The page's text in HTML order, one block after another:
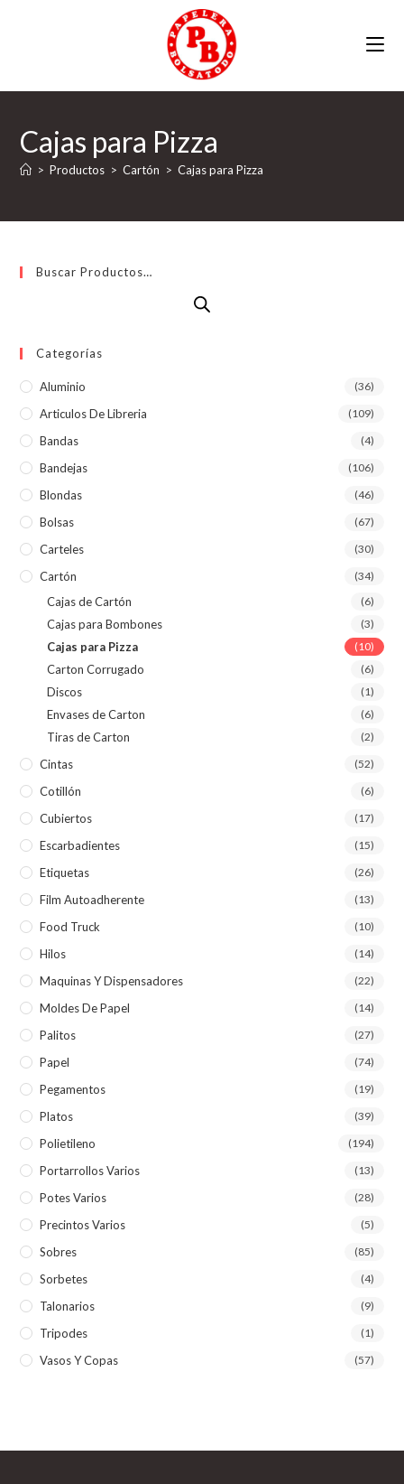
Cajas para Pizza
> Productos > Cartón > Cajas para Pizza
Buscar Productos…
Categorías
Aluminio (36)
Articulos De Libreria (109)
Bandas (4)
Bandejas (106)
Blondas (46)
Bolsas (67)
Carteles (30)
Cartón (34)
Cajas de Cartón (6)
Cajas para Bombones (3)
Cajas para Pizza (10)
Carton Corrugado (6)
Discos (1)
Envases de Carton (6)
Tiras de Carton (2)
Cintas (52)
Cotillón (6)
Cubiertos (17)
Escarbadientes (15)
Etiquetas (26)
Film Autoadherente (13)
Food Truck (10)
Hilos (14)
Maquinas Y Dispensadores (22)
Moldes De Papel (14)
Palitos (27)
Papel (74)
Pegamentos (19)
Platos (39)
Polietileno (194)
Portarrollos Varios (13)
Potes Varios (28)
Precintos Varios (5)
Sobres (85)
Sorbetes (4)
Talonarios (9)
Tripodes (1)
Vasos Y Copas (57)